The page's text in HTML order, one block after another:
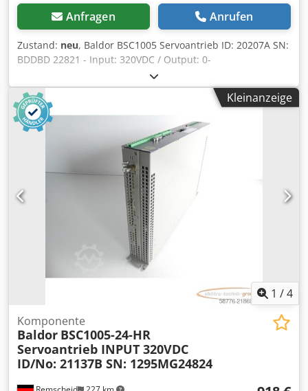
Anfragen Anrufen
Zustand: neu, Baldor BSC1005 Servoantrieb ID: 20207A SN:
BDDBD 22821 - Input: 320VDC / Output: 0-
250VAC,ungebraucht in geöffneter Originalverpackung,
100% funktionsfähig, Lieferumfang gem. Fotos Dwjdpfxjy
Npwwo Ab Tja
Kleinanzeige
1 /4
Komponente
Baldor BSC1005-24-HR
Servoantrieb INPUT 320VDC
ID/No: 21137B SN: 1295MG24824